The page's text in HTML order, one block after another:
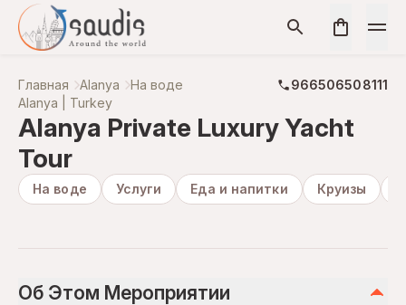
Главная Alanya На воде
966506508111
Alanya | Turkey
Alanya Private Luxury Yacht
Tour
На воде Услуги Еда и напитки Круизы
Об Этом Мероприятии